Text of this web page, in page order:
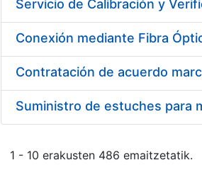
Suministro de estuches para
1 - 10 erakusten 486 emaitzetatik.